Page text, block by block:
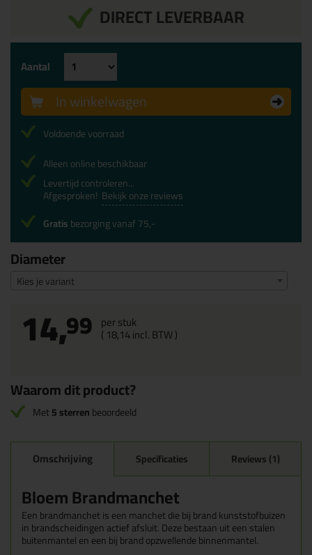
DIRECT LEVERBAAR
Diameter
Kies je variant
14,99 per stuk
( 18,14incl. BTW )
Aantal
In winkelwagen
Voldoende voorraad
Alleen online beschikbaar
Levertijd controleren...
Afgesproken! Bekijk onze reviews
Gratisbezorging vanaf 75,-
Waarom dit product?
Met5 sterrenbeoordeeld
Omschrijving Specificaties Reviews (1)
Bloem Brandmanchet
Een brandmanchet is een manchet die bij brand kunststofbuizen
in brandscheidingen actief afsluit. Deze bestaan uit een stalen
buitenmantel en een bij brand opzwellende binnenmantel.